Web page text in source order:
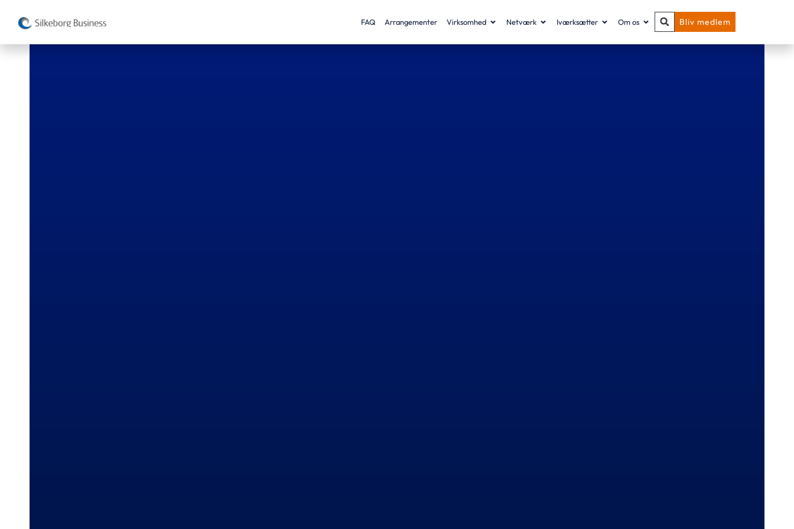
Bliv medlem
FAQ Arrangementer Virksomhed Netværk Iværksætter Om os